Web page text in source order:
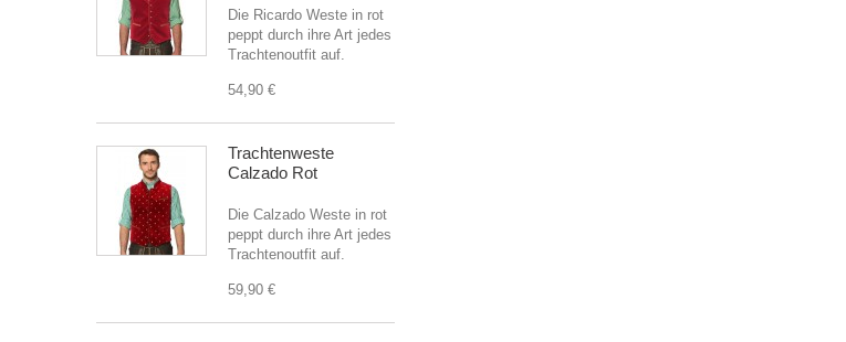
Die Ricardo Weste in rot
peppt durch ihre Art jedes
Trachtenoutfit auf.
54,90 €
Trachtenweste
Calzado Rot
Die Calzado Weste in rot
peppt durch ihre Art jedes
Trachtenoutfit auf.
59,90 €